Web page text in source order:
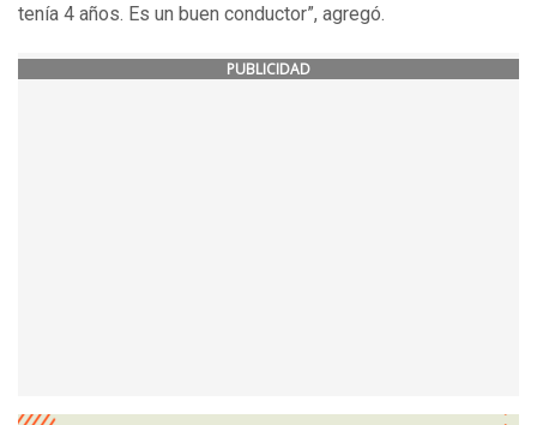
tenía 4 años. Es un buen conductor”, agregó.
PUBLICIDAD